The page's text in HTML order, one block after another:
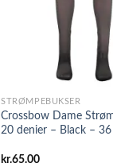
STRØMPEBUKSER
Crossbow Dame
20 denier – Black – 36
kr.65.00